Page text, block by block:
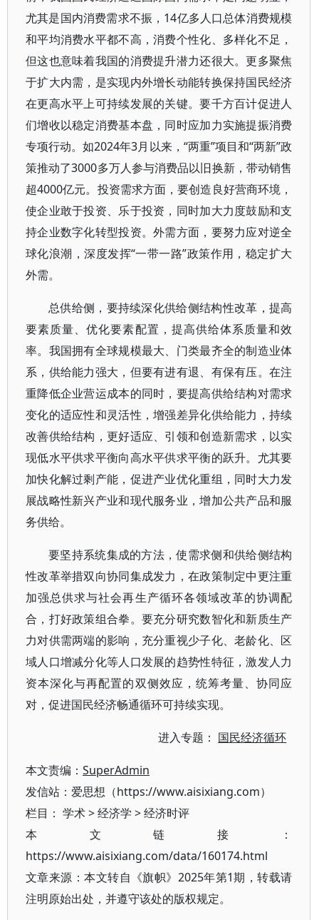
尤其是国内消费需求不振，14亿多人口总体消费规模
和平均消费水平都不高，消费个性化、多样化不足，
但这也意味着我国的消费提升潜力还很大。更多聚焦
于扩大内需，是实现内外增长动能转换保持国民经济
在更高水平上可持续发展的关键。要千方百计促进人
们增收以稳定消费基本盘，同时应加力实施提振消费
专项行动。如2024年3月以来，“两重”项目和“两新”政
策推动了3000多万人参与消费品以旧换新，带动销售
超4000亿元。投资需求方面，要创造良好营商环境，
使企业敢于投资、乐于投资，同时加大力度鼓励和支
持企业数字化转型投资。外需方面，要努力应对逆全
球化浪潮，深度发挥“一带一路”政策作用，稳定扩大
外需。
总供给侧，要持续深化供给侧结构性改革，提高
要素质量、优化要素配置，提高供给体系质量和效
率。我国拥有全球规模最大、门类最齐全的制造业体
系，供给能力强大，但要有进有退、有保有压。在注
重降低企业营运成本的同时，要提高供给结构对需求
变化的适应性和灵活性，增强差异化供给能力，持续
改善供给结构，更好适应、引领和创造新需求，以实
现低水平供求平衡向高水平供求平衡的跃升。尤其要
加快化解过剩产能，促进产业优化重组，同时大力发
展战略性新兴产业和现代服务业，增加公共产品和服
务供给。
要坚持系统集成的方法，使需求侧和供给侧结构
性改革举措双向协同集成发力，在政策制定中更注重
加强总供求与社会再生产循环各领域改革的协调配
合，打好政策组合拳。要充分研究数智化和新质生产
力对供需两端的影响，充分重视少子化、老龄化、区
域人口增减分化等人口发展的趋势性特征，激发人力
资本深化与再配置的双侧效应，统筹考量、协同应
对，促进国民经济畅通循环可持续实现。
进入专题： 国民经济循环
本文责编： SuperAdmin
发信站：爱思想（https://www.aisixiang.com）
栏目： 学术>经济学 >经济时评
本文链接：
https://www.aisixiang.com/data/160174.html
文章来源：本文转自《旗帜》2025年第1期，转载请
注明原始出处，并遵守该处的版权规定。